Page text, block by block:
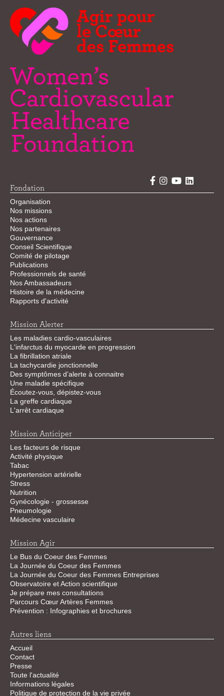
Fondation
Organisation
Nos missions
Nos actions
Nos partenaires
Gouvernance
Conseil Scientifique
Comité de pilotage
Publications
Professionnels de santé
Nos Ambassadeurs
Histoire de la médecine
Rapports d'activité
Mission Alerter
Les maladies cardio-vasculaires
L'infarctus du myocarde en progression
La fibrillation atriale
La tachycardie jonctionnelle
Des symptômes d’alerte à connaitre
Une maladie spécifique
Écoutez-vous, dépistez-vous
La greffe cardiaque
L'arrêt cardiaque
Mission Anticiper
Les facteurs de risque
Activité physique
Tabac
Hypertension artérielle
Stress
Nutrition
Gynécologie - grossesse
Pneumologie
Médecine vasculaire
Mission Agir
Le Bus du Coeur des Femmes
La Journée du Coeur des Femmes
La Journée du Coeur des Femmes Entreprises
Observatoire et Action scientifique
Je prépare mes consultations
Parcours Cœur Artères Femmes
Prévention : Infographies et brochures
Autres liens
Accueil
Contact
Presse
Toute l'actualité
Informations légales
Politique de protection de la vie privée